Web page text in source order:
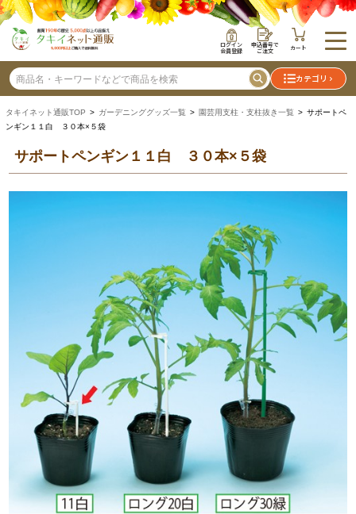
ログイン
会員登録
申込番号で
ご注文 カート
カテゴリ
タキイネット通販TOP > ガーデニンググッズ一覧 > 園芸用支柱・支柱抜き一覧 > サポートペ
ンギン１１白 ３０本×５袋
サポートペンギン１１白 ３０本×５袋